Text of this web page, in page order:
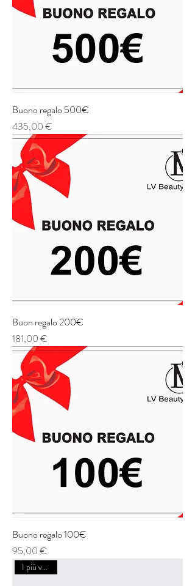
Buono regalo 500€
Prezzo
435,00 €
Buon regalo 200€
Prezzo
181,00 €
Buono regalo 100€
Prezzo
95,00 €
I più venduti